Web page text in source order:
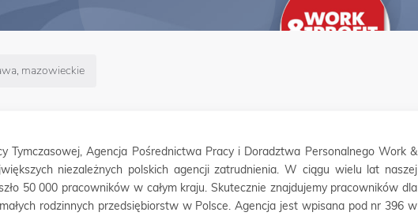
mazowieckie
Tymczasowej, Agencja Pośrednictwa Pracy i Doradztwa Personalnego Work &
niezależnych polskich agencji zatrudnienia. W ciągu wielu lat naszej
50 000 pracowników w całym kraju. Skutecznie znajdujemy pracowników dla
rodzinnych przedsiębiorstw w Polsce. Agencja jest wpisana pod nr 396 w